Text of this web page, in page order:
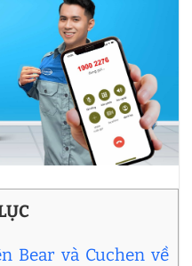
Bear và Cuchen về